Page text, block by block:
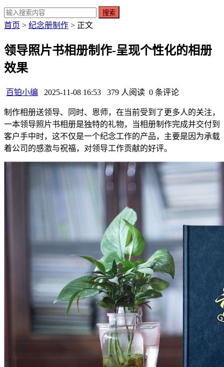
搜索
首页 > 纪念册制作 > 正文
领导照片书相册制作-呈现个性化的相册
效果
百铂小编 2025-11-08 16:53 379 人阅读 0 条评论
制作相册送领导、同时、恩师，在当前受到了更多人的关注，
一本领导照片书相册是独特的礼物，当相册制作完成并交付到
客户手中时，这不仅是一个纪念工作的产品，主要是因为承载
着公司的感激与祝福，对领导工作贡献的好评。